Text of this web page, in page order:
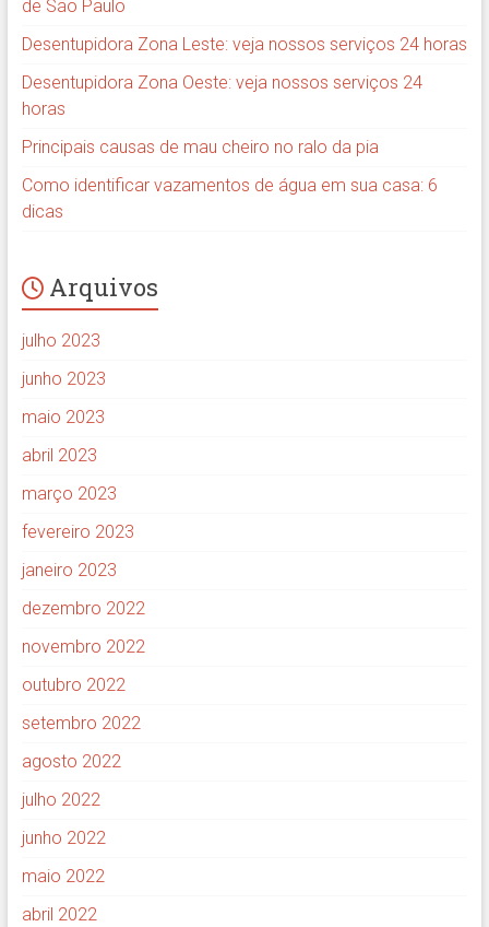
de São Paulo
Desentupidora Zona Leste: veja nossos serviços 24 horas
Desentupidora Zona Oeste: veja nossos serviços 24
horas
Principais causas de mau cheiro no ralo da pia
Como identificar vazamentos de água em sua casa: 6
dicas
Arquivos
julho 2023
junho 2023
maio 2023
abril 2023
março 2023
fevereiro 2023
janeiro 2023
dezembro 2022
novembro 2022
outubro 2022
setembro 2022
agosto 2022
julho 2022
junho 2022
maio 2022
abril 2022